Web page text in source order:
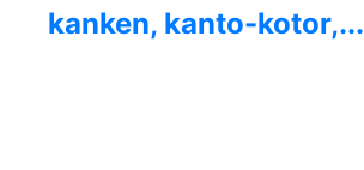
kanken, kanto-kotor,...